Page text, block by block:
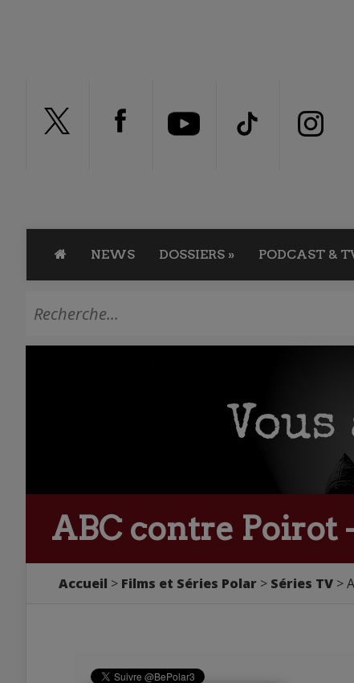
NEWS DOSSIERS » PODCAST &
ABC contre Poirot
Accueil Films et Séries Polar Séries TV